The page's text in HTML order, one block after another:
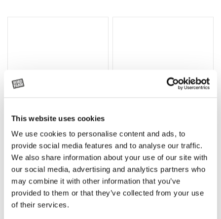
This website uses cookies
We use cookies to personalise content and ads, to
provide social media features and to analyse our traffic.
We also share information about your use of our site with
our social media, advertising and analytics partners who
may combine it with other information that you’ve
provided to them or that they’ve collected from your use
of their services.
Lägg till i varukorg
Grön truckknapp
A00220
(ex. moms)
Rotor teeth 8t/6k 7.5Gr/8 R6/14
969.1865
2 692kr (ex. moms)